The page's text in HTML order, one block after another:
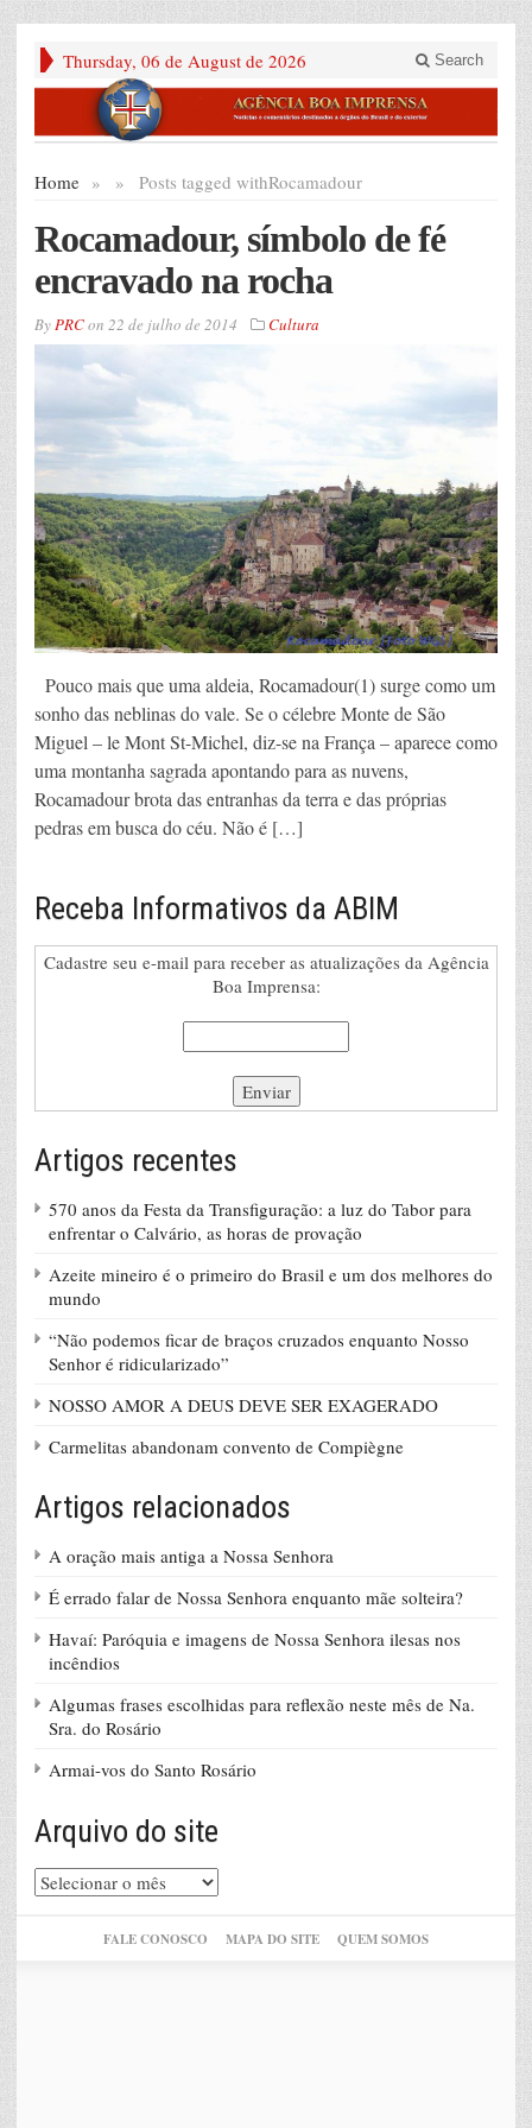
Thursday, 06 de August de 2026 Search
Home » Posts tagged with
» Rocamadour
Rocamadour, símbolo de fé
encravado na rocha
ByPRCon 22 de julho de 2014 Cultura
Pouco mais que uma aldeia, Rocamadour(1) surge como um
sonho das neblinas do vale. Se o célebre Monte de São
Miguel – le Mont St-Michel, diz-se na França – aparece como
uma montanha sagrada apontando para as nuvens,
Rocamadour brota das entranhas da terra e das próprias
pedras em busca do céu. Não é […]
Receba Informativos da ABIM
Cadastre seu e-mail para receber as atualizações da Agência
Boa Imprensa:
Artigos recentes
570 anos da Festa da Transfiguração: a luz do Tabor para
enfrentar o Calvário, as horas de provação
Azeite mineiro é o primeiro do Brasil e um dos melhores do
mundo
“Não podemos ficar de braços cruzados enquanto Nosso
Senhor é ridicularizado”
NOSSO AMOR A DEUS DEVE SER EXAGERADO
Carmelitas abandonam convento de Compiègne
Artigos relacionados
A oração mais antiga a Nossa Senhora
É errado falar de Nossa Senhora enquanto mãe solteira?
Havaí: Paróquia e imagens de Nossa Senhora ilesas nos
incêndios
Algumas frases escolhidas para reflexão neste mês de Na.
Sra. do Rosário
Armai-vos do Santo Rosário
Arquivo do site
Arquivo
do
FALE CONOSCO MAPA DO SITE QUEM SOMOS